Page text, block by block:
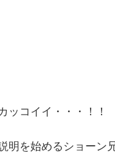
ッコイイ・・・！！
を始めるショーン